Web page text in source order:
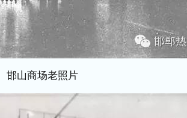
邯山商场老照片